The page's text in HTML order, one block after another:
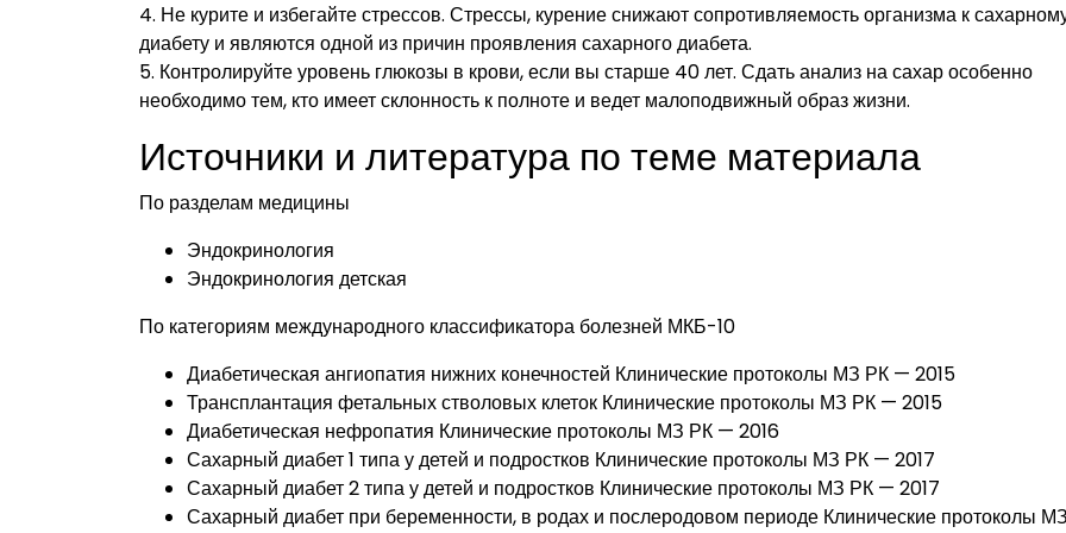
4. Не курите и избегайте стрессов. Стрессы, курение снижают сопротивляемость организма к
диабету и являются одной из причин проявления сахарного диабета.
5. Контролируйте уровень глюкозы в крови, если вы старше 40 лет. Сдать анализ на сахар особенно
необходимо тем, кто имеет склонность к полноте и ведет малоподвижный образ жизни.
Источники и литература по теме материала
По разделам медицины
Эндокринология
Эндокринология детская
По категориям международного классификатора болезней МКБ-10
Диабетическая ангиопатия нижних конечностей Клинические протоколы МЗ РК — 2015
Трансплантация фетальных стволовых клеток Клинические протоколы МЗ РК — 2015
Диабетическая нефропатия Клинические протоколы МЗ РК — 2016
Сахарный диабет 1 типа у детей и подростков Клинические протоколы МЗ РК — 2017
Сахарный диабет 2 типа у детей и подростков Клинические протоколы МЗ РК — 2017
Сахарный диабет при беременности, в родах и послеродовом периоде Клинические протоколы